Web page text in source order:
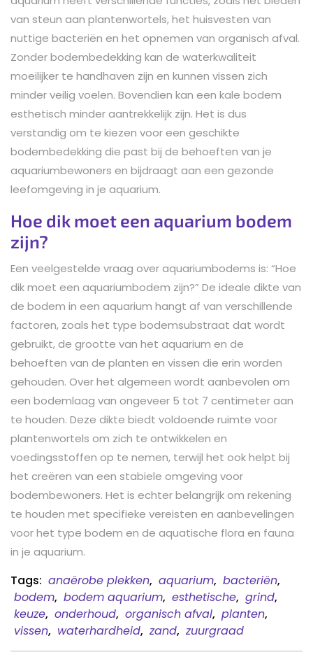
van steun aan plantenwortels, het huisvesten van
nuttige bacteriën en het opnemen van organisch afval.
Zonder bodembedekking kan de waterkwaliteit
moeilijker te handhaven zijn en kunnen vissen zich
minder veilig voelen. Bovendien kan een kale bodem
esthetisch minder aantrekkelijk zijn. Het is dus
verstandig om te kiezen voor een geschikte
bodembedekking die past bij de behoeften van je
aquariumbewoners en bijdraagt aan een gezonde
leefomgeving in je aquarium.
Hoe dik moet een aquarium bodem
zijn?
Een veelgestelde vraag over aquariumbodems is: “Hoe
dik moet een aquariumbodem zijn?” De ideale dikte van
de bodem in een aquarium hangt af van verschillende
factoren, zoals het type bodemsubstraat dat wordt
gebruikt, de grootte van het aquarium en de
behoeften van de planten en vissen die erin worden
gehouden. Over het algemeen wordt aanbevolen om
een bodemlaag van ongeveer 5 tot 7 centimeter aan
te houden. Deze dikte biedt voldoende ruimte voor
plantenwortels om zich te ontwikkelen en
voedingsstoffen op te nemen, terwijl het ook helpt bij
het creëren van een stabiele omgeving voor
bodembewoners. Het is echter belangrijk om rekening
te houden met specifieke vereisten en aanbevelingen
voor het type bodem en de aquatische flora en fauna
in je aquarium.
Tags: anaërobe plekken, aquarium, bacteriën,
bodem, bodem aquarium, esthetische, grind,
keuze, onderhoud, organisch afval, planten,
vissen, waterhardheid, zand, zuurgraad